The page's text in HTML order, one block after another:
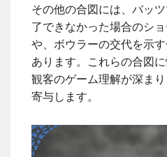
その他の合図には、バッ
了できなかった場合のシ
や、ボウラーの交代を示
あります。これらの合図
観客のゲーム理解が深ま
寄与します。